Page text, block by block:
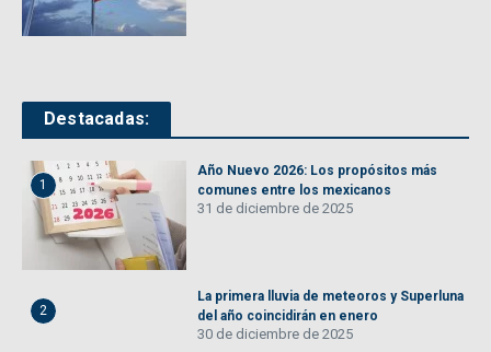
Destacadas:
1
Año Nuevo 2026: Los propósitos más
comunes entre los mexicanos
31 de diciembre de 2025
2
La primera lluvia de meteoros y Superluna
del año coincidirán en enero
30 de diciembre de 2025